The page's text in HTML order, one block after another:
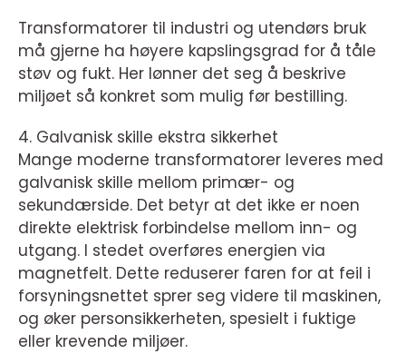
Transformatorer til industri og utendørs bruk
må gjerne ha høyere kapslingsgrad for å tåle
støv og fukt. Her lønner det seg å beskrive
miljøet så konkret som mulig før bestilling.
4. Galvanisk skille ekstra sikkerhet
Mange moderne transformatorer leveres med
galvanisk skille mellom primær- og
sekundærside. Det betyr at det ikke er noen
direkte elektrisk forbindelse mellom inn- og
utgang. I stedet overføres energien via
magnetfelt. Dette reduserer faren for at feil i
forsyningsnettet sprer seg videre til maskinen,
og øker personsikkerheten, spesielt i fuktige
eller krevende miljøer.